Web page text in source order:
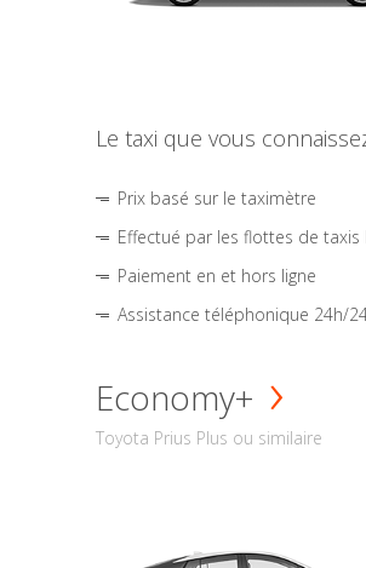
Le taxi que vous
Prix basé sur le taximètre
Effectué par les flottes de taxis
Paiement en et hors ligne
Assistance téléphonique 24h/
Economy+
Toyota Prius Plus ou similaire